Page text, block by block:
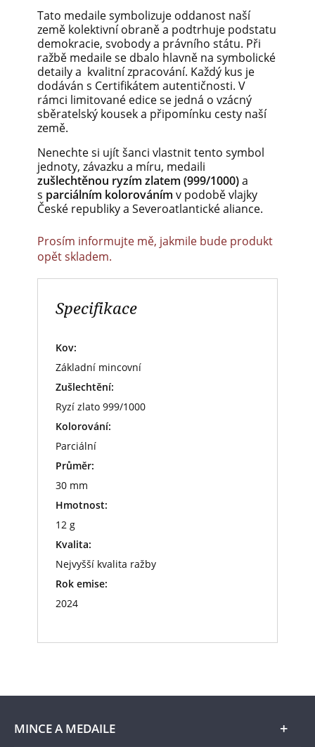
Tato medaile symbolizuje oddanost naší
země kolektivní obraně a podtrhuje podstatu
demokracie, svobody a právního státu. Při
ražbě medaile se dbalo hlavně na symbolické
detaily a kvalitní zpracování. Každý kus je
dodáván s Certifikátem autentičnosti. V
rámci limitované edice se jedná o vzácný
sběratelský kousek a připomínku cesty naší
země.
Nenechte si ujít šanci vlastnit tento symbol
jednoty, závazku a míru, medaili
zušlechtěnou ryzím zlatem (999/1000)a
s parciálním kolorováním v podobě vlajky
České republiky a Severoatlantické aliance.
Prosím informujte mě, jakmile bude produkt
opět skladem.
Specifikace
Kov:
Základní mincovní
Zušlechtění:
Ryzí zlato 999/1000
Kolorování:
Parciální
Průměr:
30 mm
Hmotnost:
12 g
Kvalita:
Nejvyšší kvalita ražby
Rok emise:
2024
MINCE A MEDAILE